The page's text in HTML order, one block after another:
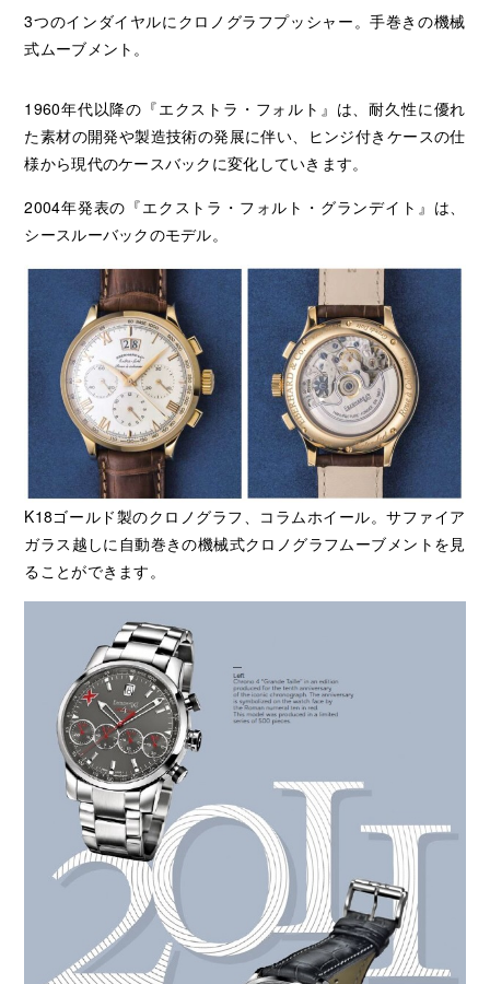
3つのインダイヤルにクロノグラフプッシャー。手巻きの機械
式ムーブメント。
1960年代以降の『エクストラ・フォルト』は、耐久性に優れ
た素材の開発や製造技術の発展に伴い、ヒンジ付きケースの仕
様から現代のケースバックに変化していきます。
2004年発表の『エクストラ・フォルト・グランデイト』は、
シースルーバックのモデル。
K18ゴールド製のクロノグラフ、コラムホイール。サファイア
ガラス越しに自動巻きの機械式クロノグラフムーブメントを見
ることができます。